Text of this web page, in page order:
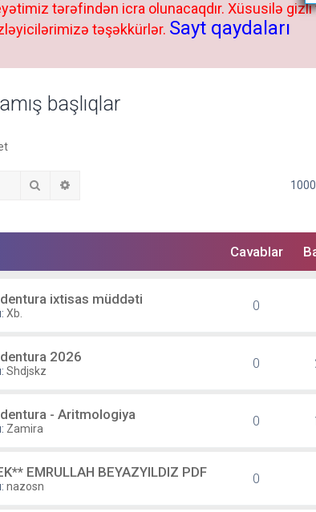
tərəfindən icra olunacaqdır. Xüsusilə
təşəkkürlər. Sayt qaydaları
başlıqlar
Axtar
Cavablar
ixtisas müddəti
Xb. 0
2026
Shdjskz 0
- Aritmologiya
Zamira 0
EMRULLAH BEYAZYILDIZ PDF
nazosn 0